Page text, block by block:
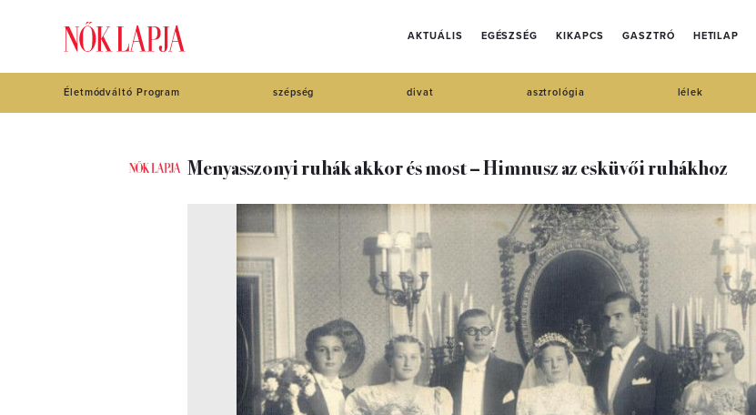
AKTUÁLIS EGÉSZSÉG KIKAPCS GASZTRÓ HETILAP
Életmódváltó Program szépség divat asztrológia lélek
Menyasszonyi ruhák akkor és most – Himnusz az esküvői ruhákhoz